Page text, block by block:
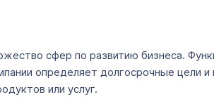
сфер по развитию бизнеса.
определяет долгосрочные цели и
или услуг.